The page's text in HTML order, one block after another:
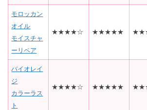
モロッカン
オイル
モイスチャ
ーリペア
★★★★☆ ★★★★★
バイオレイ
ジ
カラーラス
ト
★★★★☆ ★★★★★